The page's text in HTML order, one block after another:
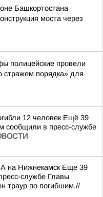
Башкортостана
моста через
полицейские провели
стражем порядка» для
12 человек Ещё 39
сообщили в пресс-службе
на Нижнекамск Еще 39
службе Главы
траур по погибшим.//